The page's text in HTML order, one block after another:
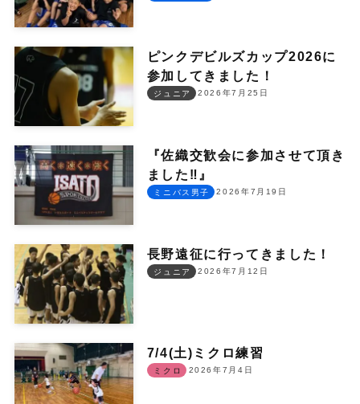
ピンクデビルズカップ2026に
参加してきました！
2026年7月25日
ジュニア
『佐織交歓会に参加させて頂き
ました‼︎』
2026年7月19日
ミニバス男子
長野遠征に行ってきました！
2026年7月12日
ジュニア
7/4(土)ミクロ練習
2026年7月4日
ミクロ